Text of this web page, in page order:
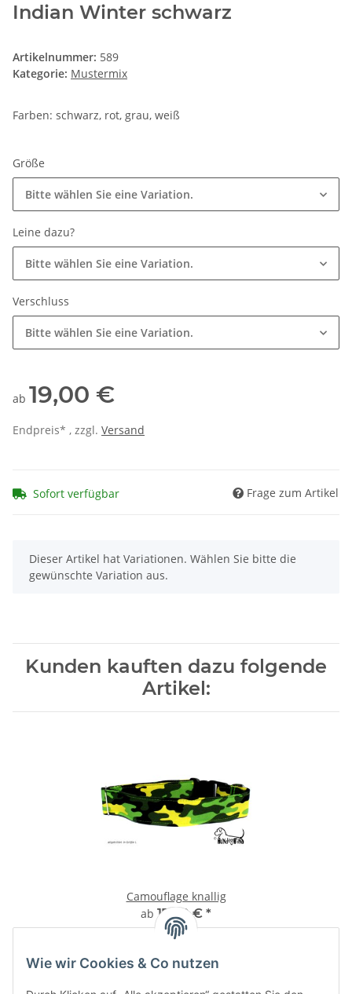
Indian Winter schwarz
Artikelnummer: 589
Kategorie: Mustermix
Farben: schwarz, rot, grau, weiß
Größe
Bitte wählen Sie eine Variation.
Leine dazu?
Bitte wählen Sie eine Variation.
Verschluss
Bitte wählen Sie eine Variation.
ab 19,00 €
Endpreis* , zzgl. Versand
Sofort verfügbar Frage zum Artikel
x
Dieser Artikel hat Variationen. Wählen Sie bitte die
gewünschte Variation aus.
Kunden kauften dazu folgende
Artikel:
Camouflage knallig
ab 17,00 € *
Wie wir Cookies & Co nutzen